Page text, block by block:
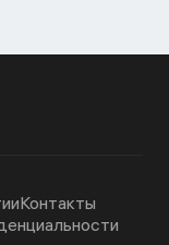
Контакты